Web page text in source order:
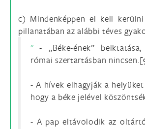
c) Mindenképpen el kell
pillanatában az alábbi téves
- „Béke-ének”
római szertartásban nincsen.
- A hívek elhagyják a
hogy a béke jelével
- A pap eltávolodik az